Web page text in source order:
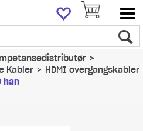
>
Kabler>HDMI overgangskabler
han